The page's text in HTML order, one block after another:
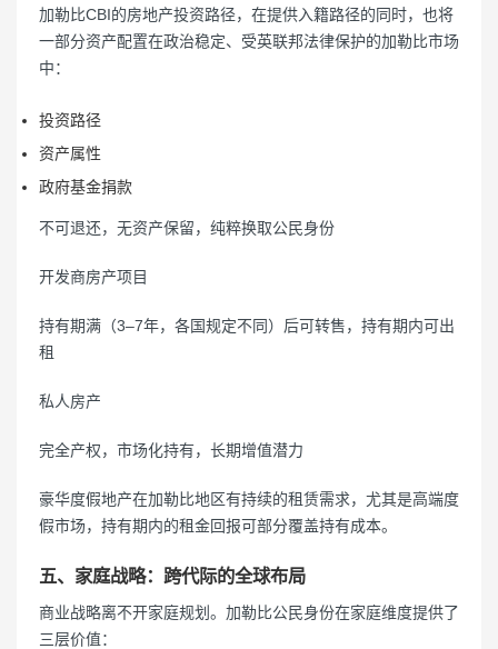
加勒比CBI的房地产投资路径，在提供入籍路径的同时，也将
一部分资产配置在政治稳定、受英联邦法律保护的加勒比市场
中：
投资路径
资产属性
政府基金捐款
不可退还，无资产保留，纯粹换取公民身份
开发商房产项目
持有期满（3–7年，各国规定不同）后可转售，持有期内可出
租
私人房产
完全产权，市场化持有，长期增值潜力
豪华度假地产在加勒比地区有持续的租赁需求，尤其是高端度
假市场，持有期内的租金回报可部分覆盖持有成本。
五、家庭战略：跨代际的全球布局
商业战略离不开家庭规划。加勒比公民身份在家庭维度提供了
三层价值：